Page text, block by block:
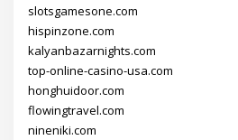
slotsgamesone.com
hispinzone.com
kalyanbazarnights.com
top-online-casino-usa.com
honghuidoor.com
flowingtravel.com
nineniki.com